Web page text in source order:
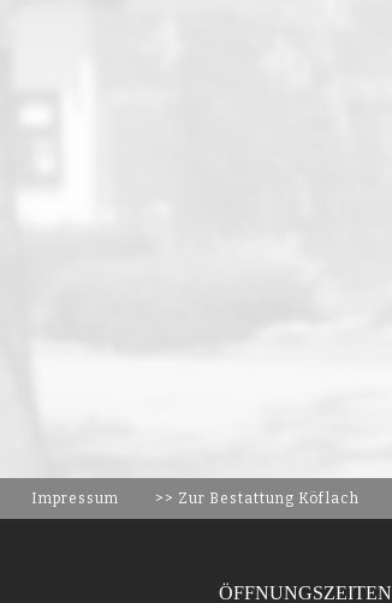
Impressum >> Zur Bestattung Köflach
ÖFFNUNGSZEITEN